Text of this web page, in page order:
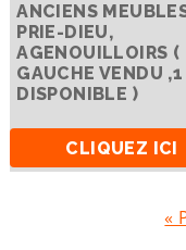
ANCIENS
PRIE-DIEU,
AGENOUILLOIRS (
GAUCHE VENDU ,1
DISPONIBLE )
CLIQUEZ ICI
«